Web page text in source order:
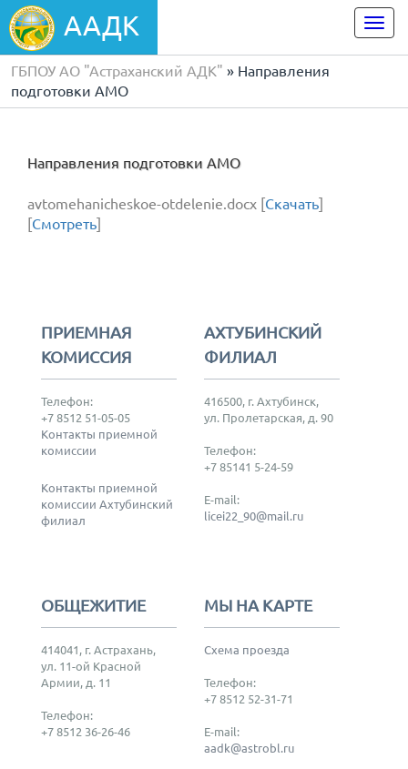
ААДК
ГБПОУ АО "Астраханский АДК" » Направления
подготовки АМО
Направления подготовки АМО
avtomehanicheskoe-otdelenie.docx [Скачать]
[Смотреть]
ПРИЕМНАЯ
КОМИССИЯ
Телефон:
+7 8512 51-05-05
Контакты приемной
комиссии
Контакты приемной
комиссии Ахтубинский
филиал
АХТУБИНСКИЙ
ФИЛИАЛ
416500, г. Ахтубинск,
ул. Пролетарская, д. 90
Телефон:
+7 85141 5-24-59
E-mail:
licei22_90@mail.ru
ОБЩЕЖИТИЕ
414041, г. Астрахань,
ул. 11-ой Красной
Армии, д. 11
Телефон:
+7 8512 36-26-46
МЫ НА КАРТЕ
Схема проезда
Телефон:
+7 8512 52-31-71
E-mail:
aadk@astrobl.ru